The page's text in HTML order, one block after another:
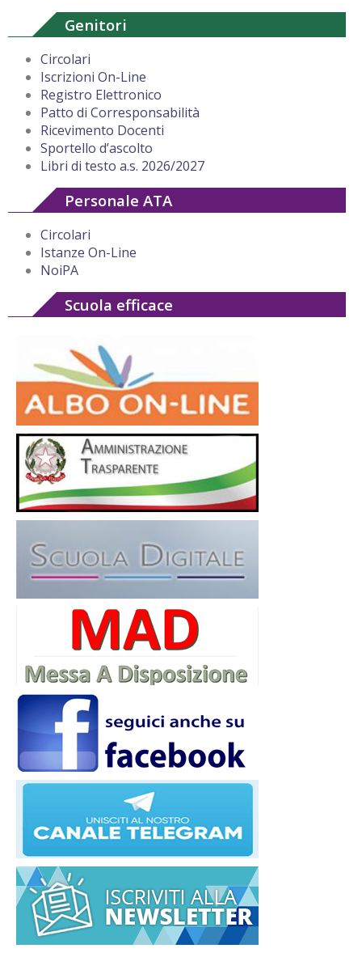
Genitori
Circolari
Iscrizioni On-Line
Registro Elettronico
Patto di Corresponsabilità
Ricevimento Docenti
Sportello d’ascolto
Libri di testo a.s. 2026/2027
Personale ATA
Circolari
Istanze On-Line
NoiPA
Scuola efficace